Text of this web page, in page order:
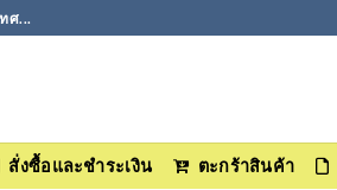
ศ...
สั่งซื้อและชำระเงิน ตะกร้าสินค้า